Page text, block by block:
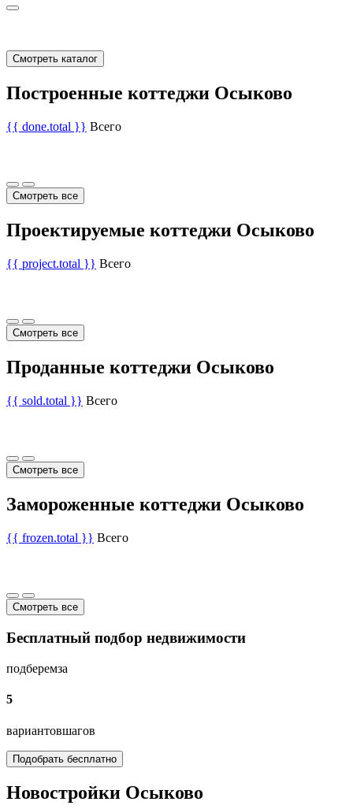
Смотреть каталог
Построенные коттеджи Осыково
{{ done.total }} Всего
Смотреть все
Проектируемые коттеджи Осыково
{{ project.total }} Всего
Смотреть все
Проданные коттеджи Осыково
{{ sold.total }} Всего
Смотреть все
Замороженные коттеджи Осыково
{{ frozen.total }} Всего
Смотреть все
Бесплатный подбор недвижимости
подберемза
5
вариантовшагов
Подобрать бесплатно
Новостройки Осыково